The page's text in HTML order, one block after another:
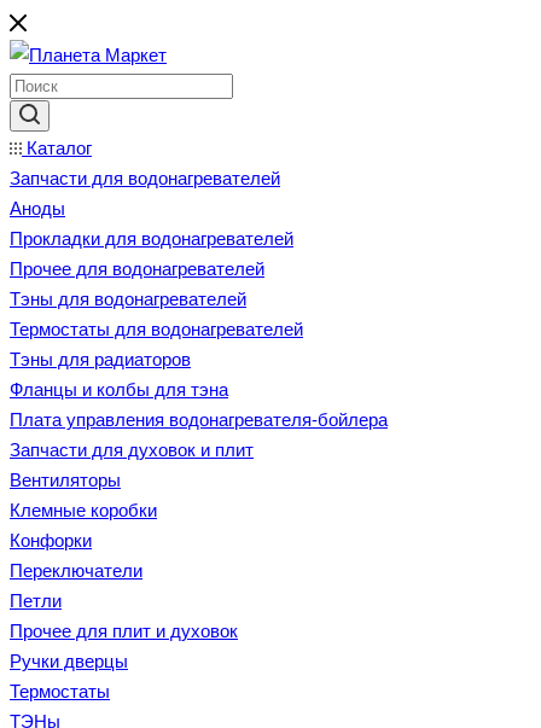
Каталог
Запчасти для водонагревателей
Аноды
Прокладки для водонагревателей
Прочее для водонагревателей
Тэны для водонагревателей
Термостаты для водонагревателей
Тэны для радиаторов
Фланцы и колбы для тэна
Плата управления водонагревателя-бойлера
Запчасти для духовок и плит
Вентиляторы
Клемные коробки
Конфорки
Переключатели
Петли
Прочее для плит и духовок
Ручки дверцы
Термостаты
ТЭНы